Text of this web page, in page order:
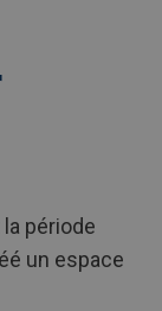
période
un espace